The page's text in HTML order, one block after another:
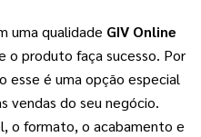
uma qualidade GIV Online
o produto faça sucesso. Por
esse é uma opção especial
vendas do seu negócio.
o formato, o acabamento e